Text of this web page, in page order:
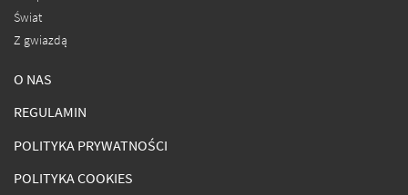
Świat
Z gwiazdą
O NAS
REGULAMIN
POLITYKA PRYWATNOŚCI
POLITYKA COOKIES